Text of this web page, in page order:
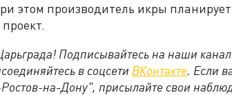
этом производитель икры планирует
Подписывайтесь на наши
в соцсети ВКонтакте. Если
на-Дону", присылайте свои